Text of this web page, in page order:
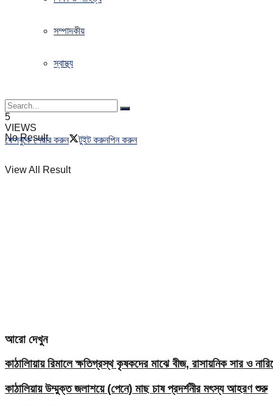
সম্পাদকীয়
স্বাস্থ্য
No Result
View All Result
5
VIEWS
ফেসবুকে শেয়ার করুন
টুইট করুনপিন করুন
আরো দেখুন
কাঠালিায়ায় রিমালে ক্ষতিগ্রস্থ কৃষকদের মাঝে বীজ, রাসায়নিক সার ও
কাঠালিয়ায় উম্মুক্ত জলাশয়ে (পেনে) মাছ চাষ প্রদর্শনীর মৎস্য আহরণ শুরু